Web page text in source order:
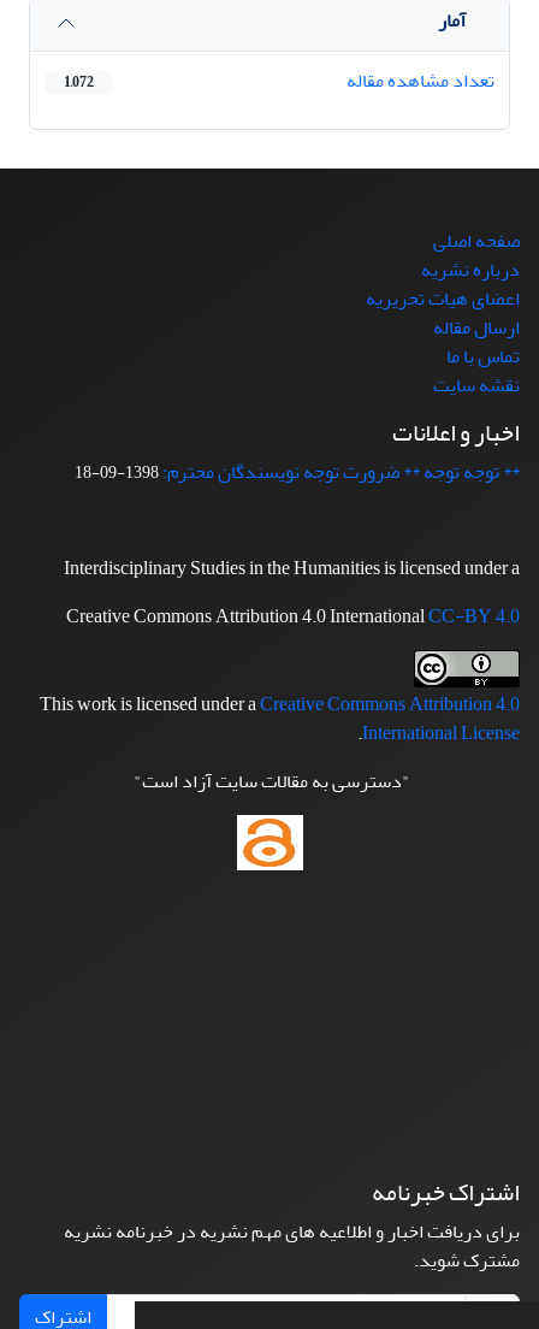
آمار
تعداد مشاهده مقاله
1,072
صفحه اصلی
درباره نشریه
اعضای هیات تحریریه
ارسال مقاله
تماس با ما
نقشه سایت
اخبار و اعلانات
** توجه توجه ** ضرورت توجه نویسندگان محترم:1398-09-18
Interdisciplinary Studies in the Humanities is licensed under a
Creative Commons Attribution 4.0 InternationalCC-BY 4.0
This work is licensed under aCreative Commons Attribution 4.0
International License
.
"دسترسی به مقالات سایت آزاد است"
اشتراک خبرنامه
برای دریافت اخبار و اطلاعیه های مهم نشریه در خبرنامه نشریه
مشترک شوید.
اشتراک